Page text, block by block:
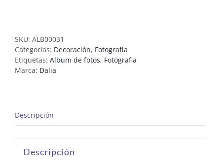
SKU: ALB00031
Categorías: Decoración, Fotografía
Etiquetas: Album de fotos, Fotografia
Marca: Dalia
Descripción
Descripción